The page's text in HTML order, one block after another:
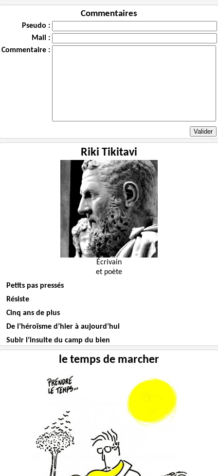
Commentaires
Pseudo :
Mail :
Commentaire :
Riki Tikitavi
Écrivain
et poète
Petits pas pressés
Résiste
Cinq ans de plus
De l’héroïsme d’hier à aujourd’hui
Subir l’insulte du camp du bien
le temps de marcher